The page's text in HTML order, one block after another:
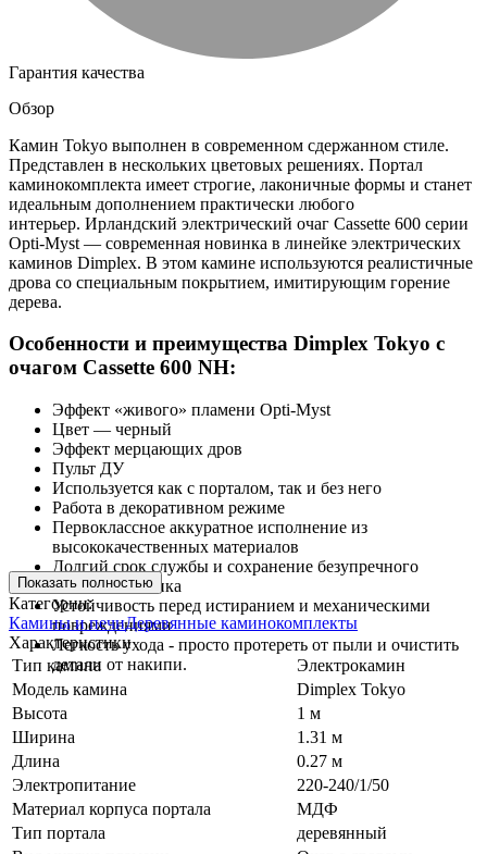
Гарантия качества
Обзор
Камин Tokyo выполнен в современном сдержанном стиле.
Представлен в нескольких цветовых решениях. Портал
каминокомплекта имеет строгие, лаконичные формы и станет
идеальным дополнением практически любого
интерьер. Ирландский электрический очаг Cassette 600 серии
Opti-Myst — современная новинка в линейке электрических
каминов Dimplex. В этом камине используются реалистичные
дрова со специальным покрытием, имитирующим горение
дерева.
Особенности и преимущества Dimplex Tokyo с
очагом Cassette 600 NH:
Эффект «живого» пламени Opti-Myst
Цвет — черный
Эффект мерцающих дров
Пульт ДУ
Используется как с порталом, так и без него
Работа в декоративном режиме
Первоклассное аккуратное исполнение из
высококачественных материалов
Долгий срок службы и сохранение безупречного
внешнего облика
Устойчивость перед истиранием и механическими
повреждениями
Легкость ухода - просто протереть от пыли и очистить
детали от накипи.
Показать полностью
Категории:
Камины и печиДеревянные каминокомплекты
Характеристики
Тип камина
Электрокамин
Модель камина
Dimplex Tokyo
Высота
1 м
Ширина
1.31 м
Длина
0.27 м
Электропитание
220-240/1/50
Материал корпуса портала
МДФ
Тип портала
деревянный